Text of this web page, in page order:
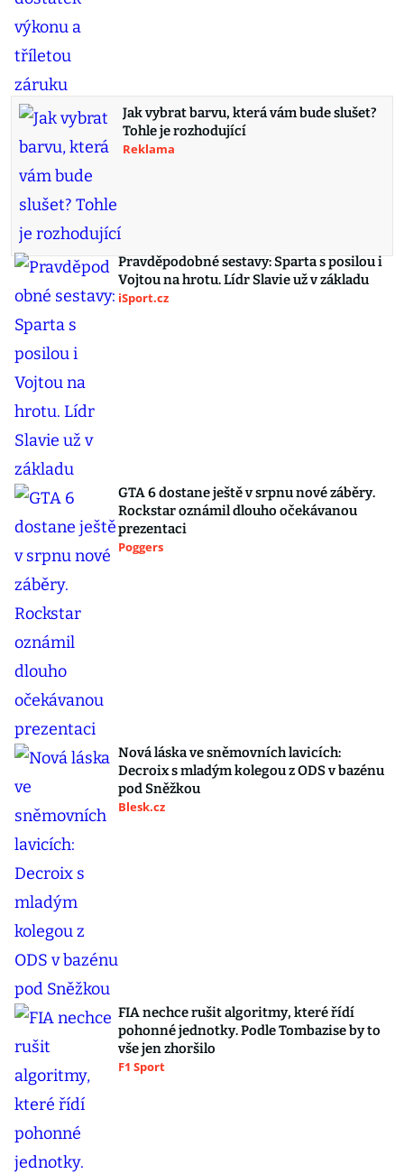
Jak vybrat barvu, která vám bude slušet?
Tohle je rozhodující
Reklama
Pravděpodobné sestavy: Sparta s posilou i
Vojtou na hrotu. Lídr Slavie už v základu
iSport.cz
GTA 6 dostane ještě v srpnu nové záběry.
Rockstar oznámil dlouho očekávanou
prezentaci
Poggers
Nová láska ve sněmovních lavicích:
Decroix s mladým kolegou z ODS v bazénu
pod Sněžkou
Blesk.cz
FIA nechce rušit algoritmy, které řídí
pohonné jednotky. Podle Tombazise by to
vše jen zhoršilo
F1 Sport